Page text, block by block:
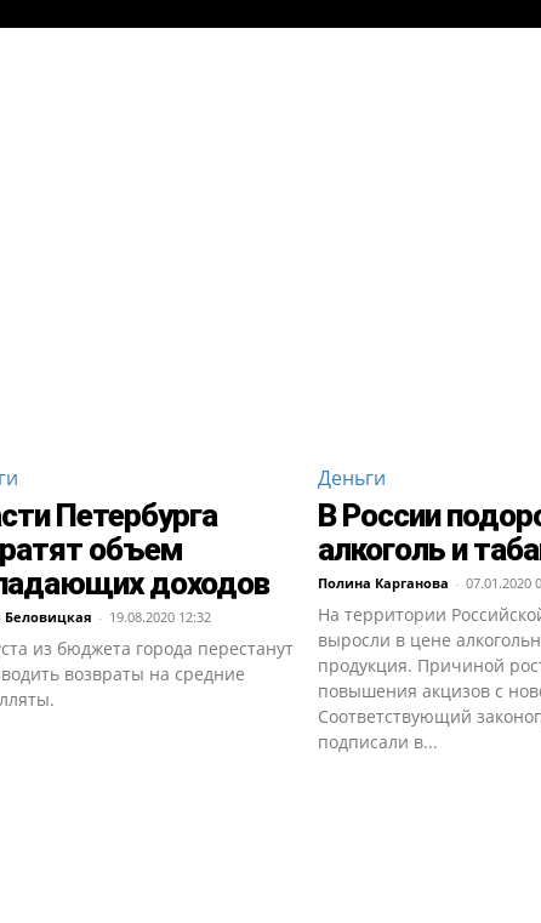
Петербурга
объем
доходов
Беловицкая - 19.08.2020 12:32
из бюджета города перестанут
возвраты на средние
Деньги
В России
алкоголь и
Полина Карганова - 07.01.2020
На территории
выросли в цене
продукция. Причиной
повышения акцизов с
Соответствующий
подписали в...